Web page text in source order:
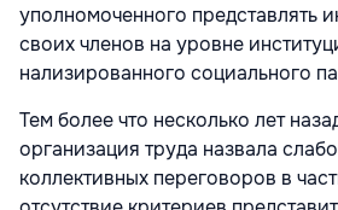
уполномоченного представлять
своих членов на уровне
нализированного социального
Тем более что несколько лет
организация труда назвала
коллективных перегово­ров в